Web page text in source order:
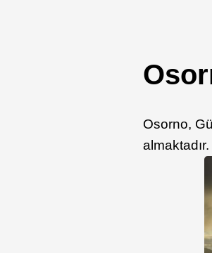
Osorno,